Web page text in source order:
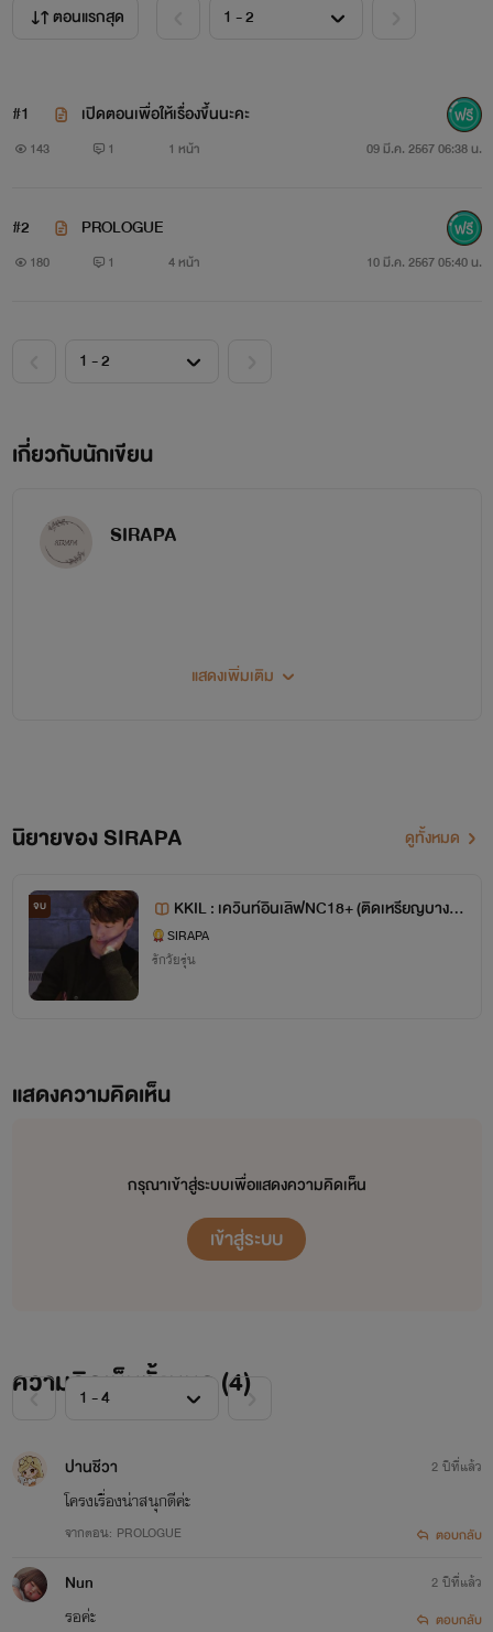
ตอนแรกสุด
#1 เปิดตอนเพื่อให้เรื่องขึ้นนะคะ
143 1 1 หน้า 09 มี.ค. 2567 06:38 น.
#2 PROLOGUE
180 1 4 หน้า 10 มี.ค. 2567 05:40 น.
เกี่ยวกับนักเขียน
SIRAPA
~♥~＼(*＾▽＾*)／ H E L L O＼(*＾▽＾*)／~♥~
~♥~*.:｡ ✿*ﾟ‘ﾟ･✿.｡. *.:｡✿*ﾟ’ﾟ･✿.｡.*.:｡*~♥~
นิยายเซตแรก [ H.D. หล่อทะลุจอ ]
1. [H.D] อุบัติเหตุรักNC18+ ไกด์-โบว์ (จบแล้ว)
4. [H.D] สะดุดหัวใจนายพี่ว๊ากNC18+ เจมส์-แพรว (จบแล้ว)
~♥~*.:｡ ✿*ﾟ‘ﾟ･✿.｡. *.:｡✿*ﾟ’ﾟ･✿.｡.*.:｡*~♥~
***นิยายทุกเรื่องแต่งขึ้นจากจินตนาการของผู้เขียน ห้ามคัดลอก หรือดัดแปลงนะคะ***
ไม่มีส่วนเกี่ยวข้องกับเนื้อหานิยาย "
แสดงเพิ่มเติม
นิยายของ SIRAPA ดูทั้งหมด
จบ
KKIL : เควินท์อินเลิฟNC18+ (ติดเหรียญบางต
อน)
SIRAPA
รักวัยรุ่น
แสดงความคิดเห็น
กรุณาเข้าสู่ระบบเพื่อแสดงความคิดเห็น
เข้าสู่ระบบ
ความคิดเห็นทั้งหมด (4)
ปานชีวา
โครงเรื่องน่าสนุกดีค่ะ
จากตอน: PROLOGUE
2 ปีที่แล้ว
ตอบกลับ
Nun
รอค่ะ
2 ปีที่แล้ว
ตอบกลับ